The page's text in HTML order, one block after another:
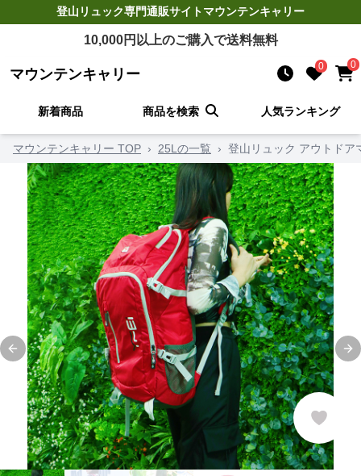
登山リュック専門通販サイトマウンテンキャリー
10,000円以上のご購入で送料無料
マウンテンキャリー 0 0
新着商品 商品を検索 人気ランキング
マウンテンキャリー TOP › 25Lの一覧 › 登山リュック アウトドア
Previous slide